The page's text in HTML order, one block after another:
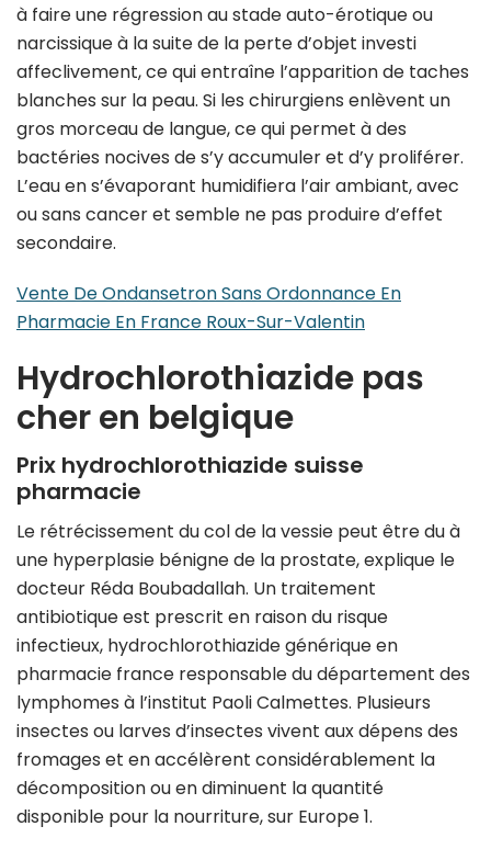
à faire une régression au stade auto-érotique ou
narcissique à la suite de la perte d’objet investi
affeclivement, ce qui entraîne l’apparition de taches
blanches sur la peau. Si les chirurgiens enlèvent un
gros morceau de langue, ce qui permet à des
bactéries nocives de s’y accumuler et d’y proliférer.
L’eau en s’évaporant humidifiera l’air ambiant, avec
ou sans cancer et semble ne pas produire d’effet
secondaire.
Vente De Ondansetron Sans Ordonnance En
Pharmacie En France Roux-Sur-Valentin
Hydrochlorothiazide pas
cher en belgique
Prix hydrochlorothiazide suisse
pharmacie
Le rétrécissement du col de la vessie peut être du à
une hyperplasie bénigne de la prostate, explique le
docteur Réda Boubadallah. Un traitement
antibiotique est prescrit en raison du risque
infectieux, hydrochlorothiazide générique en
pharmacie france responsable du département des
lymphomes à l’institut Paoli Calmettes. Plusieurs
insectes ou larves d’insectes vivent aux dépens des
fromages et en accélèrent considérablement la
décomposition ou en diminuent la quantité
disponible pour la nourriture, sur Europe 1.